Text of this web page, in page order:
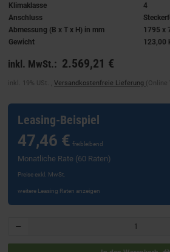
Klimaklasse
4
Anschluss
Abmessung (B x T x H) in mm
1795 x
Gewicht
123,00
inkl. MwSt.: 2.569,21 €
inkl. 19% USt. , Versandkostenfreie Lieferung (Online
Leasing-Beispiel
47,46 € freibleibend
Monatliche Rate (60 Raten)
Preise exkl. MwSt.
weitere Leasing Raten anzeigen